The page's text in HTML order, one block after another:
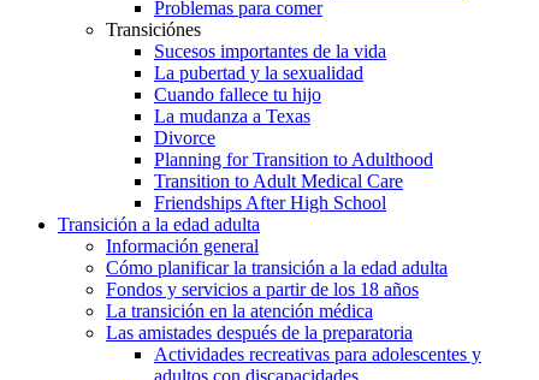
Problemas para comer
Transiciónes
Sucesos importantes de la vida
La pubertad y la sexualidad
Cuando fallece tu hijo
La mudanza a Texas
Divorce
Planning for Transition to Adulthood
Transition to Adult Medical Care
Friendships After High School
Transición a la edad adulta
Información general
Cómo planificar la transición a la edad adulta
Fondos y servicios a partir de los 18 años
La transición en la atención médica
Las amistades después de la preparatoria
Actividades recreativas para adolescentes y
adultos con discapacidades